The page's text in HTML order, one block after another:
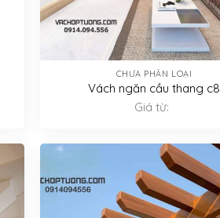
CHƯA PHÂN LOẠI
Vách ngăn cầu thang c8
Giá từ: